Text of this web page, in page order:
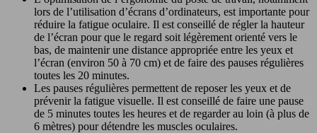
lors de l’utilisation d’écrans d’ordinateurs, est importante pour
réduire la fatigue oculaire. Il est conseillé de régler la hauteur
de l’écran pour que le regard soit légèrement orienté vers le
bas, de maintenir une distance appropriée entre les yeux et
l’écran (environ 50 à 70 cm) et de faire des pauses régulières
toutes les 20 minutes.
Les pauses régulières permettent de reposer les yeux et de
prévenir la fatigue visuelle. Il est conseillé de faire une pause
de 5 minutes toutes les heures et de regarder au loin (à plus de
6 mètres) pour détendre les muscles oculaires.